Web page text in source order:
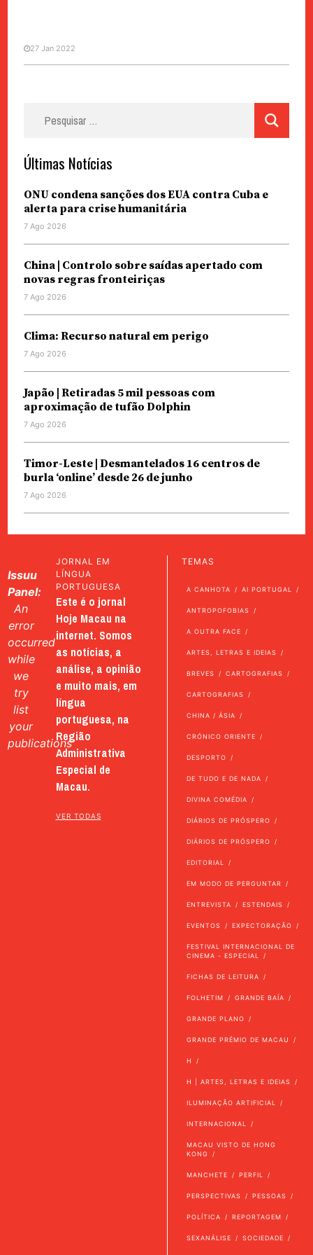
ANTÓNIO CABRITA
27 Jan 2022
Últimas Notícias
ONU condena sanções dos EUA contra Cuba e
alerta para crise humanitária
7 Ago 2026
China | Controlo sobre saídas apertado com
novas regras fronteiriças
7 Ago 2026
Clima: Recurso natural em perigo
7 Ago 2026
Japão | Retiradas 5 mil pessoas com
aproximação de tufão Dolphin
7 Ago 2026
Timor-Leste | Desmantelados 16 centros de
burla ‘online’ desde 26 de junho
7 Ago 2026
Issuu
Panel:
An
error
occurred
while
we
try
list
your
publications
JORNAL EM
LÍNGUA
PORTUGUESA
Este é o jornal
Hoje Macau na
internet. Somos
as notícias, a
análise, a opinião
e muito mais, em
língua
portuguesa, na
Região
Administrativa
Especial de
Macau.
VER TODAS
TEMAS
A CANHOTA AI PORTUGAL
ANTROPOFOBIAS
A OUTRA FACE
ARTES, LETRAS E IDEIAS
BREVES CARTOGRAFIAS
CARTOGRAFIAS
CHINA / ÁSIA
CRÓNICO ORIENTE
DESPORTO
DE TUDO E DE NADA
DIVINA COMÉDIA
DIÁRIOS DE PRÓSPERO
DIÁRIOS DE PRÓSPERO
EDITORIAL
EM MODO DE PERGUNTAR
ENTREVISTA ESTENDAIS
EVENTOS EXPECTORAÇÃO
FESTIVAL INTERNACIONAL DE
CINEMA - ESPECIAL
FICHAS DE LEITURA
FOLHETIM GRANDE BAÍA
GRANDE PLANO
GRANDE PRÉMIO DE MACAU
H
H | ARTES, LETRAS E IDEIAS
ILUMINAÇÃO ARTIFICIAL
INTERNACIONAL
MACAU VISTO DE HONG
KONG
MANCHETE PERFIL
PERSPECTIVAS PESSOAS
POLÍTICA REPORTAGEM
SEXANÁLISE SOCIEDADE